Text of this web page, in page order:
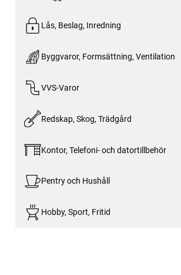
Lås, Beslag, Inredning
Byggvaror, Formsättning, Ventilation
VVS-Varor
Redskap, Skog, Trädgård
Kontor, Telefoni- och datortillbehör
Pentry och Hushåll
Hobby, Sport, Fritid